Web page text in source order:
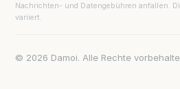
Nachrichten- und Datengebühren anfallen.
variiert.
© 2026 Damoi. Alle Rechte